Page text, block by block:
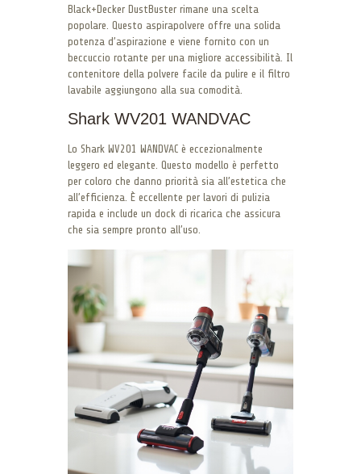
Black+Decker DustBuster rimane una scelta
popolare. Questo aspirapolvere offre una solida
potenza d’aspirazione e viene fornito con un
beccuccio rotante per una migliore accessibilità. Il
contenitore della polvere facile da pulire e il filtro
lavabile aggiungono alla sua comodità.
Shark WV201 WANDVAC
Lo Shark WV201 WANDVAC è eccezionalmente
leggero ed elegante. Questo modello è perfetto
per coloro che danno priorità sia all’estetica che
all’efficienza. È eccellente per lavori di pulizia
rapida e include un dock di ricarica che assicura
che sia sempre pronto all’uso.